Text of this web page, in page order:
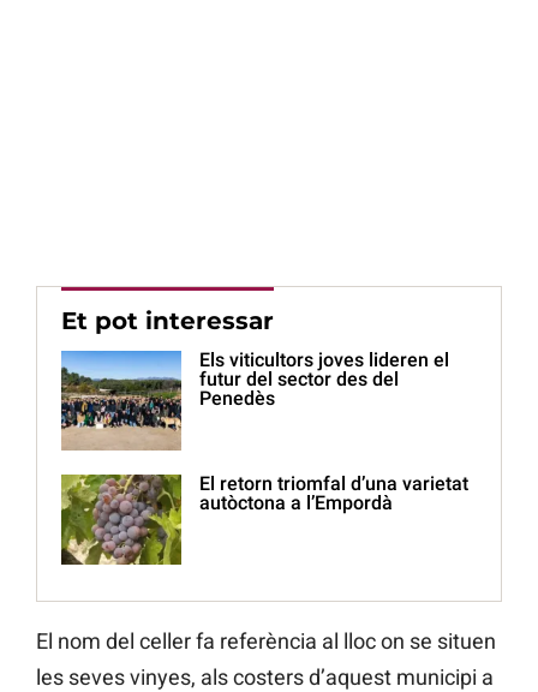
Et pot interessar
Els viticultors joves lideren el
futur del sector des del
Penedès
El retorn triomfal d’una varietat
autòctona a l’Empordà
El nom del celler fa referència al lloc on se situen
les seves vinyes, als costers d’aquest municipi a